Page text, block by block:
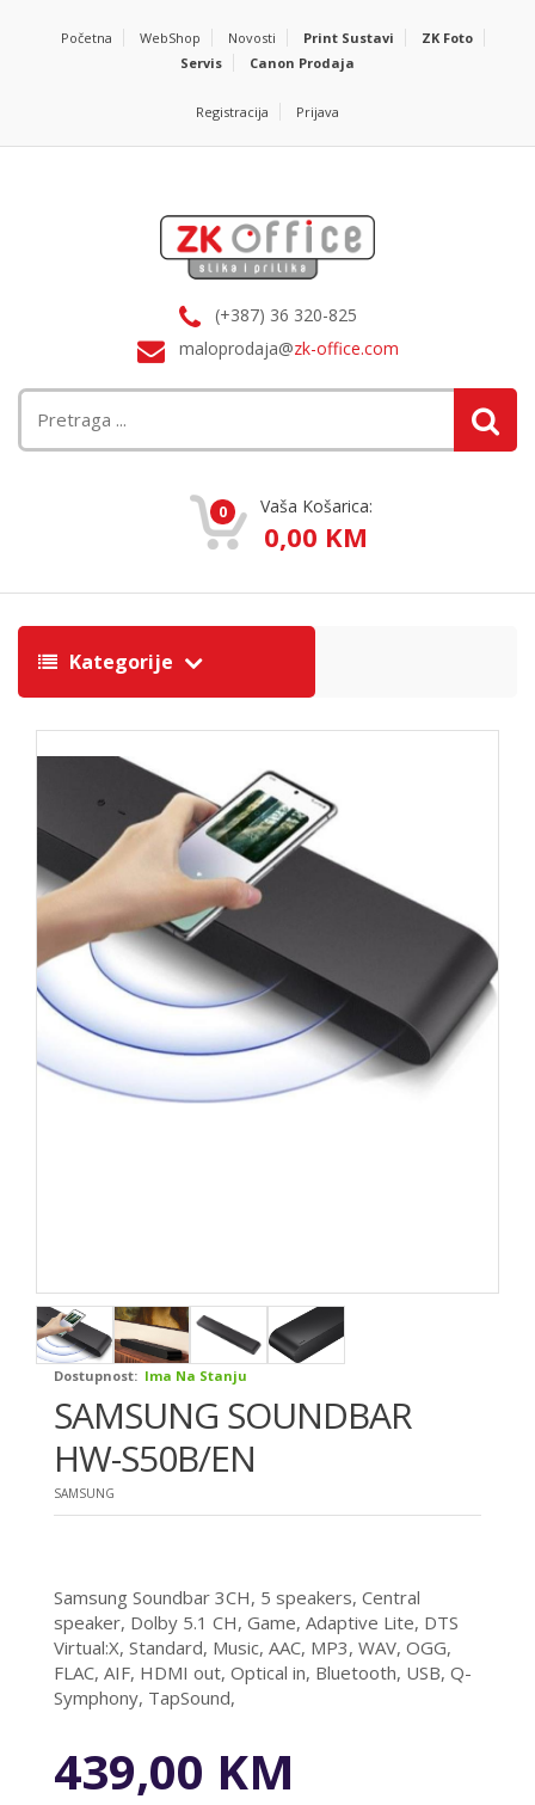
Početna WebShop Novosti Print Sustavi
ZK Foto
Servis
Canon Prodaja
Registracija Prijava
(+387) 36 320-825
maloprodaja@zk-office.com
0 Vaša Košarica:
0,00 KM
Kategorije
Dostupnost: Ima Na Stanju
SAMSUNG SOUNDBAR
HW-S50B/EN
SAMSUNG
Samsung Soundbar 3CH, 5 speakers, Central
speaker, Dolby 5.1 CH, Game, Adaptive Lite, DTS
Virtual:X, Standard, Music, AAC, MP3, WAV, OGG,
FLAC, AIF, HDMI out, Optical in, Bluetooth, USB, Q-
Symphony, TapSound,
439,00 KM